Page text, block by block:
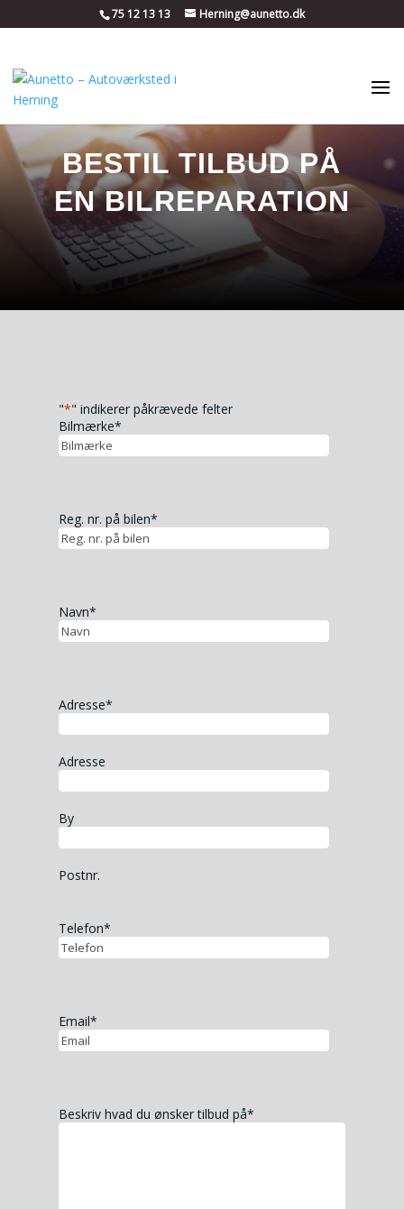
75 12 13 13 Herning@aunetto.dk
BESTIL TILBUD PÅ
EN BILREPARATION
"*" indikerer påkrævede felter
Bilmærke*
Reg. nr. på bilen*
Navn*
Adresse*
Adresse
By
Postnr.
Telefon*
Email*
Beskriv hvad du ønsker tilbud på*